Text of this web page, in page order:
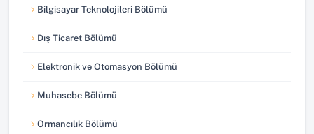
Bilgisayar Teknolojileri Bölümü
Dış Ticaret Bölümü
Elektronik ve Otomasyon Bölümü
Muhasebe Bölümü
Ormancılık Bölümü